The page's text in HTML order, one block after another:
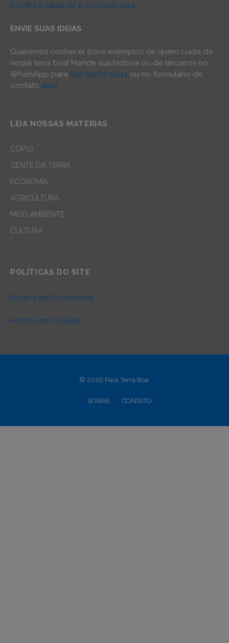
Confira o Mídia Kit e contatos aqui
ENVIE SUAS IDEIAS
Queremos conhecer bons exemplos de quem cuida da
nossa terra boa! Mande sua história ou de terceiros no
WhatsApp para (91) 99187-0544 ou no formulário de
contato aqui.
LEIA NOSSAS MATÉRIAS
COP30
GENTE DA TERRA
ECONOMIA
AGRICULTURA
MEIO AMBIENTE
CULTURA
POLÍTICAS DO SITE
Política de Privacidade
Política de Cookies
© 2026 Pará Terra Boa.
SOBRE CONTATO